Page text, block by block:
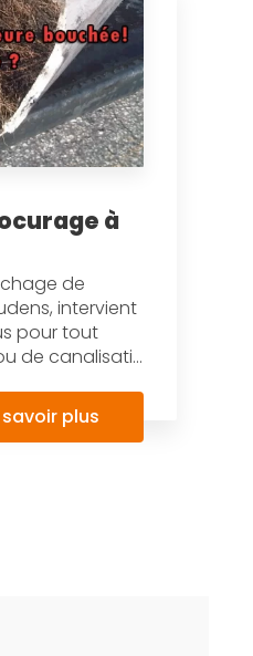
à
de
intervient
pour tout
de canalisati...
savoir plus